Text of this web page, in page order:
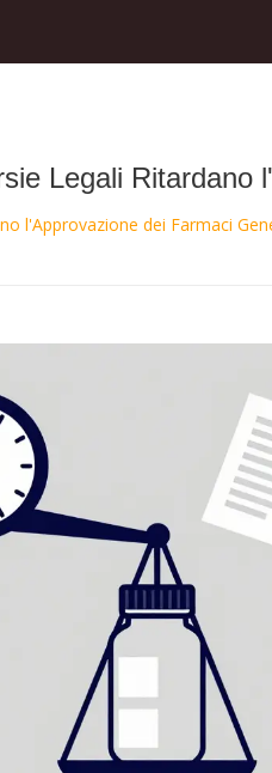
Legali Ritardano
l'Approvazione dei Farmaci